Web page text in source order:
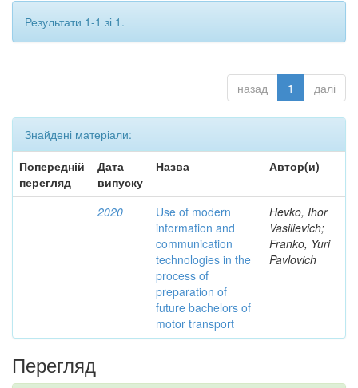
Результати 1-1 зі 1.
назад 1 далі
Знайдені матеріали:
Попередній
перегляд
Дата
випуску
Назва Автор(и)
2020
Use of modern
information and
communication
technologies in the
process of
preparation of
future bachelors of
motor transport
Hevko, Ihor
Vasilievich;
Franko, Yuri
Pavlovich
Перегляд